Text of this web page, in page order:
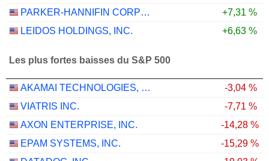
PARKER-HANNIFIN CORPORATION
+7,31 %
LEIDOS HOLDINGS, INC.
+6,63 %
Les plus fortes baisses du S&P 500
AKAMAI TECHNOLOGIES, INC.
-3,04 %
VIATRIS INC.
-7,71 %
AXON ENTERPRISE, INC.
-14,28 %
EPAM SYSTEMS, INC.
-15,29 %